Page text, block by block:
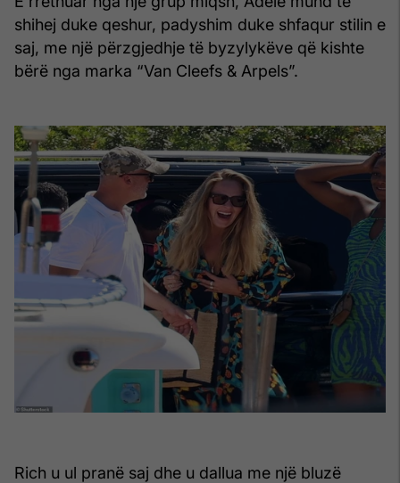
shihej duke qeshur, padyshim duke shfaqur stilin e
saj, me një përzgjedhje të byzylykëve që kishte
bërë nga marka “Van Cleefs & Arpels”.
Rich u ul pranë saj dhe u dallua me një bluzë